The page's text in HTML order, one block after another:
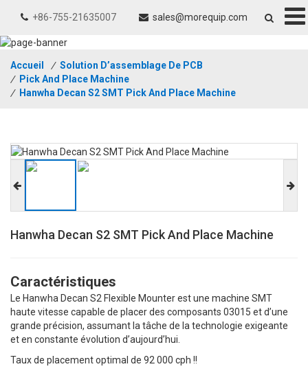
+86-755-21635007 sales@morequip.com
Accueil / Solution D’assemblage De PCB
/
Pick And Place Machine
/
Hanwha Decan S2 SMT Pick And Place Machine
Hanwha Decan S2 SMT Pick And Place Machine
Caractéristiques
Le Hanwha Decan S2 Flexible Mounter est une machine SMT
haute vitesse capable de placer des composants 03015 et d’une
grande précision, assumant la tâche de la technologie exigeante
et en constante évolution d’aujourd’hui.
Taux de placement optimal de 92 000 cph !!